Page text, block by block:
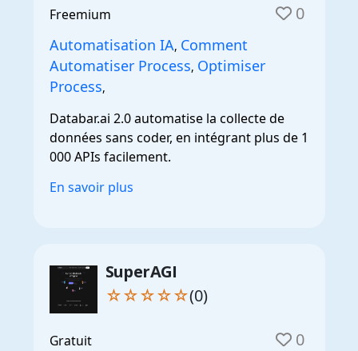
Freemium 0
Automatisation IA, Comment
Automatiser Process, Optimiser
Process,
Databar.ai 2.0 automatise la collecte de
données sans coder, en intégrant plus de 1
000 APIs facilement.
En savoir plus
SuperAGI
☆☆☆☆☆(0)
Gratuit 0